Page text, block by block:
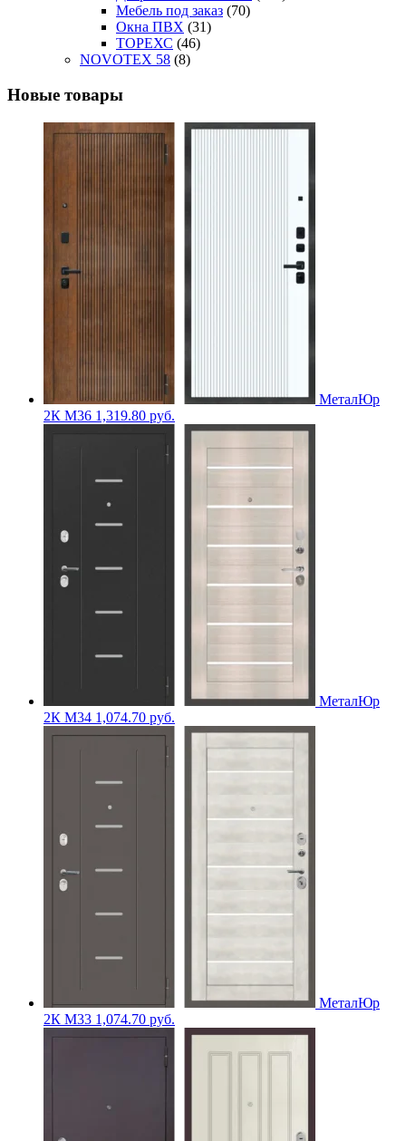
Мебель под заказ (70)
Окна ПВХ (31)
ТОРЕХС (46)
NOVOTEX 58 (8)
Новые товары
МеталЮр
2К M36 1,319.80 руб.
МеталЮр
2К M34 1,074.70 руб.
МеталЮр
2К M33 1,074.70 руб.